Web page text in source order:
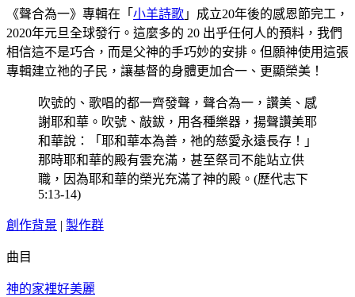
《聲合為一》專輯在「 小羊詩歌 」成立20年後的感恩節完工，
2020年元旦全球發行。這麼多的 20 出乎任何人的預料，我們
相信這不是巧合，而是父神的手巧妙的安排。但願神使用這張
專輯建立祂的子民，讓基督的身體更加合一、更顯榮美！
吹號的、歌唱的都一齊發聲，聲合為一，讚美、感
謝耶和華。吹號、敲鈸，用各種樂器，揚聲讚美耶
和華說：「耶和華本為善，祂的慈愛永遠長存！」
那時耶和華的殿有雲充滿，甚至祭司不能站立供
職，因為耶和華的榮光充滿了神的殿。(歷代志下
5:13-14)
創作背景 | 製作群
曲目
神的家裡好美麗